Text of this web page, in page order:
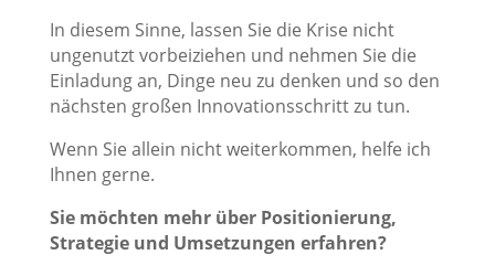
In diesem Sinne, lassen Sie die Krise nicht
ungenutzt vorbeiziehen und nehmen Sie die
Einladung an, Dinge neu zu denken und so den
nächsten großen Innovationsschritt zu tun.
Wenn Sie allein nicht weiterkommen, helfe ich
Ihnen gerne.
Sie möchten mehr über Positionierung,
Strategie und Umsetzungen erfahren?